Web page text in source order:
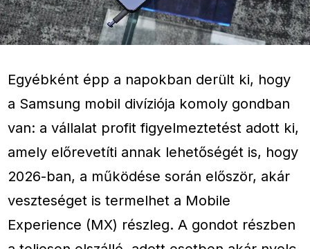
Egyébként épp a napokban derült ki, hogy
a Samsung mobil divíziója komoly gondban
van: a vállalat profit figyelmeztetést adott ki,
amely előrevetíti annak lehetőségét is, hogy
2026-ban, a működése során először, akár
veszteséget is termelhet a Mobile
Experience (MX) részleg. A gondot részben